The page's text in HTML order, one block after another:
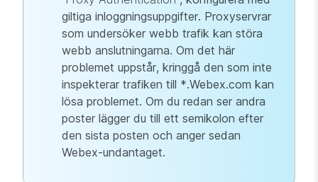
giltiga inloggningsuppgifter. Proxyservrar
som undersöker webb trafik kan störa
webb anslutningarna. Om det här
problemet uppstår, kringgå den som inte
inspekterar trafiken till *.Webex.com kan
lösa problemet. Om du redan ser andra
poster lägger du till ett semikolon efter
den sista posten och anger sedan
Webex-undantaget.